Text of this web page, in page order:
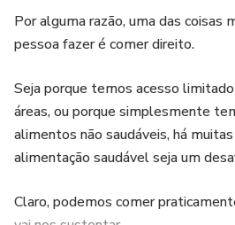
Por alguma razão, uma das coisas
pessoa fazer é comer direito.
Seja porque temos acesso
áreas, ou porque simplesmente
alimentos não saudáveis, há
alimentação saudável seja um
Claro, podemos comer